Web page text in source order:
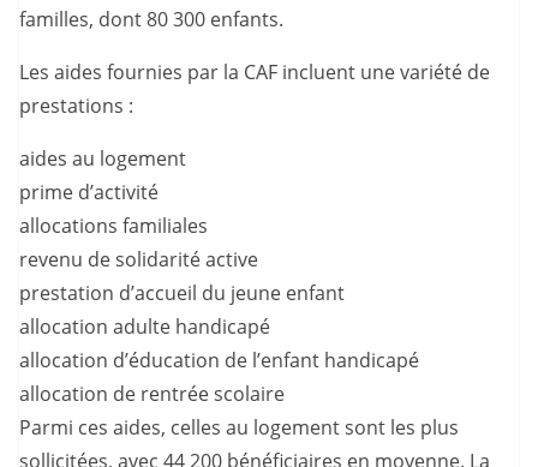
familles, dont 80 300 enfants.
Les aides fournies par la CAF incluent une variété de
prestations :
aides au logement
prime d’activité
allocations familiales
revenu de solidarité active
prestation d’accueil du jeune enfant
allocation adulte handicapé
allocation d’éducation de l’enfant handicapé
allocation de rentrée scolaire
Parmi ces aides, celles au logement sont les plus
sollicitées, avec 44 200 bénéficiaires en moyenne. La